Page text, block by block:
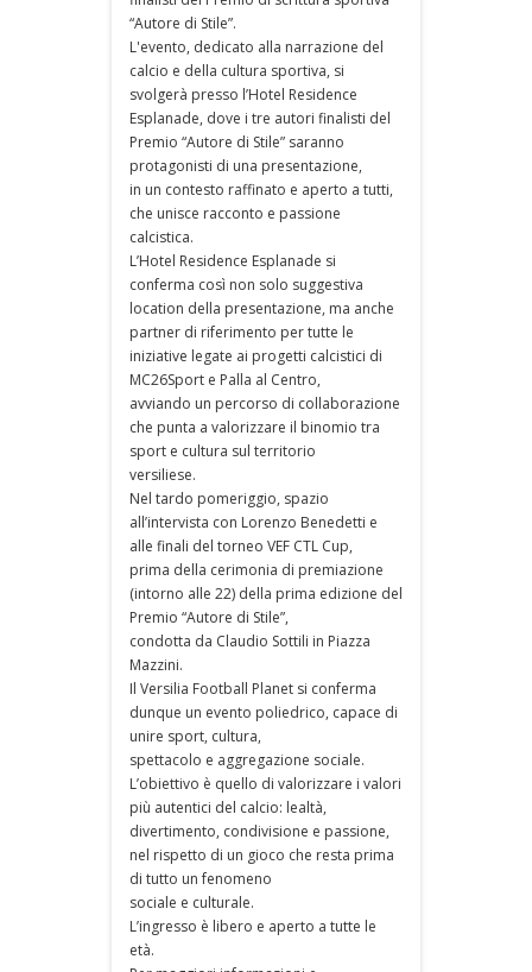
“Autore di Stile”.
L'evento, dedicato alla narrazione del
calcio e della cultura sportiva, si
svolgerà presso l’Hotel Residence
Esplanade, dove i tre autori finalisti del
Premio “Autore di Stile” saranno
protagonisti di una presentazione,
in un contesto raffinato e aperto a tutti,
che unisce racconto e passione
calcistica.
L’Hotel Residence Esplanade si
conferma così non solo suggestiva
location della presentazione, ma anche
partner di riferimento per tutte le
iniziative legate ai progetti calcistici di
MC26Sport e Palla al Centro,
avviando un percorso di collaborazione
che punta a valorizzare il binomio tra
sport e cultura sul territorio
versiliese.
Nel tardo pomeriggio, spazio
all’intervista con Lorenzo Benedetti e
alle finali del torneo VEF CTL Cup,
prima della cerimonia di premiazione
(intorno alle 22) della prima edizione del
Premio “Autore di Stile”,
condotta da Claudio Sottili in Piazza
Mazzini.
Il Versilia Football Planet si conferma
dunque un evento poliedrico, capace di
unire sport, cultura,
spettacolo e aggregazione sociale.
L’obiettivo è quello di valorizzare i valori
più autentici del calcio: lealtà,
divertimento, condivisione e passione,
nel rispetto di un gioco che resta prima
di tutto un fenomeno
sociale e culturale.
L’ingresso è libero e aperto a tutte le
età.